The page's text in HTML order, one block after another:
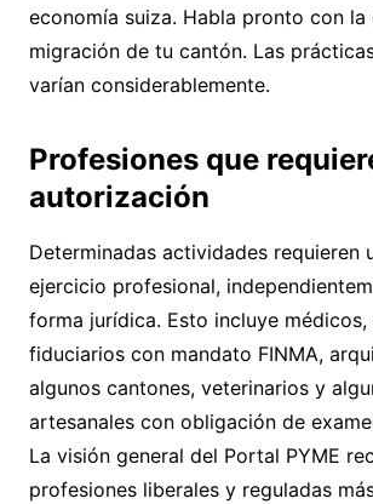
economía suiza. Habla pronto con
migración de tu cantón. Las
varían considerablemente.
Profesiones que
autorización
Determinadas actividades requieren
ejercicio profesional,
forma jurídica. Esto incluye
fiduciarios con mandato FINMA,
algunos cantones, veterinarios y
artesanales con obligación de
La visión general del Portal PYME
profesiones liberales y reguladas